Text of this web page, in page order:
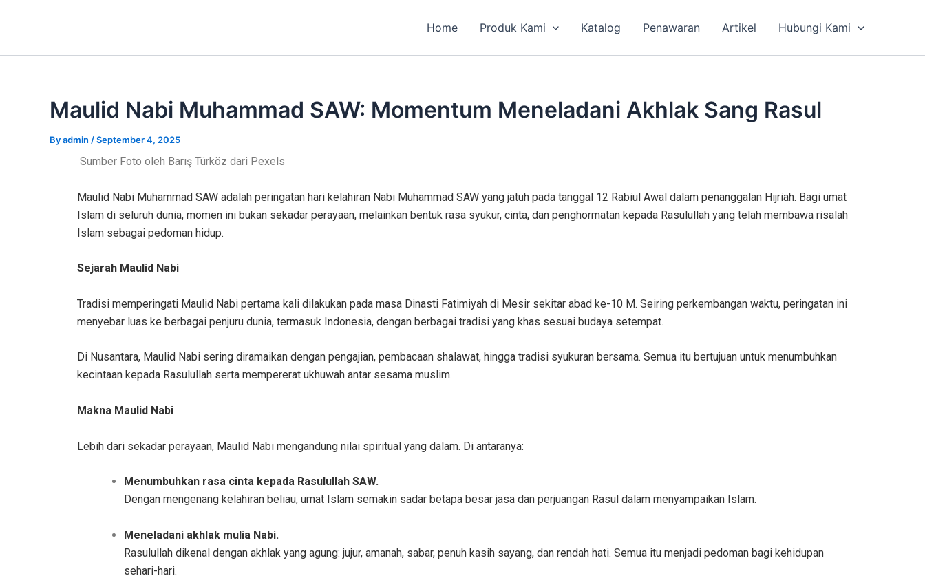
Home Produk Kami Katalog Penawaran Artikel Hubungi Kami
Maulid Nabi Muhammad SAW: Momentum Meneladani Akhlak Sang Rasul
Byadmin /September 4, 2025
Sumber Foto oleh Barış Türköz dari Pexels
Maulid Nabi Muhammad SAW adalah peringatan hari kelahiran Nabi Muhammad SAW yang jatuh pada tanggal 12 Rabiul Awal dalam penanggalan Hijriah. Bagi umat
Islam di seluruh dunia, momen ini bukan sekadar perayaan, melainkan bentuk rasa syukur, cinta, dan penghormatan kepada Rasulullah yang telah membawa risalah
Islam sebagai pedoman hidup.
Sejarah Maulid Nabi
Tradisi memperingati Maulid Nabi pertama kali dilakukan pada masa Dinasti Fatimiyah di Mesir sekitar abad ke-10 M. Seiring perkembangan waktu, peringatan ini
menyebar luas ke berbagai penjuru dunia, termasuk Indonesia, dengan berbagai tradisi yang khas sesuai budaya setempat.
Di Nusantara, Maulid Nabi sering diramaikan dengan pengajian, pembacaan shalawat, hingga tradisi syukuran bersama. Semua itu bertujuan untuk menumbuhkan
kecintaan kepada Rasulullah serta mempererat ukhuwah antar sesama muslim.
Makna Maulid Nabi
Lebih dari sekadar perayaan, Maulid Nabi mengandung nilai spiritual yang dalam. Di antaranya:
Menumbuhkan rasa cinta kepada Rasulullah SAW.
Dengan mengenang kelahiran beliau, umat Islam semakin sadar betapa besar jasa dan perjuangan Rasul dalam menyampaikan Islam.
Meneladani akhlak mulia Nabi.
Rasulullah dikenal dengan akhlak yang agung: jujur, amanah, sabar, penuh kasih sayang, dan rendah hati. Semua itu menjadi pedoman bagi kehidupan
sehari-hari.